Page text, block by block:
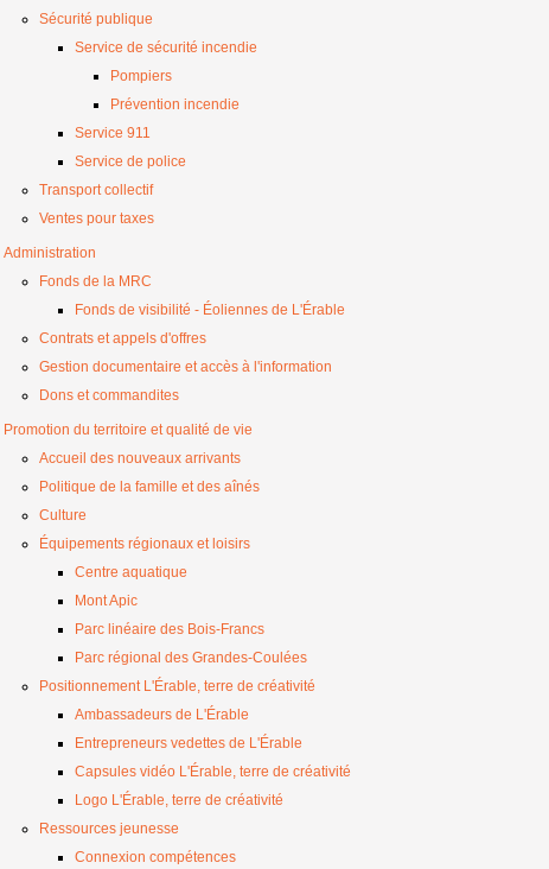
Sécurité publique
Service de sécurité incendie
Pompiers
Prévention incendie
Service 911
Service de police
Transport collectif
Ventes pour taxes
Administration
Fonds de la MRC
Fonds de visibilité - Éoliennes de L'Érable
Contrats et appels d'offres
Gestion documentaire et accès à l'information
Dons et commandites
Promotion du territoire et qualité de vie
Accueil des nouveaux arrivants
Politique de la famille et des aînés
Culture
Équipements régionaux et loisirs
Centre aquatique
Mont Apic
Parc linéaire des Bois-Francs
Parc régional des Grandes-Coulées
Positionnement L'Érable, terre de créativité
Ambassadeurs de L'Érable
Entrepreneurs vedettes de L'Érable
Capsules vidéo L'Érable, terre de créativité
Logo L'Érable, terre de créativité
Ressources jeunesse
Connexion compétences